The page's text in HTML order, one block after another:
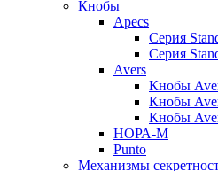
Кнобы
Apecs
Серия
Серия
Avers
Кнобы
Кнобы
Кнобы
НОРА-М
Punto
Механизмы